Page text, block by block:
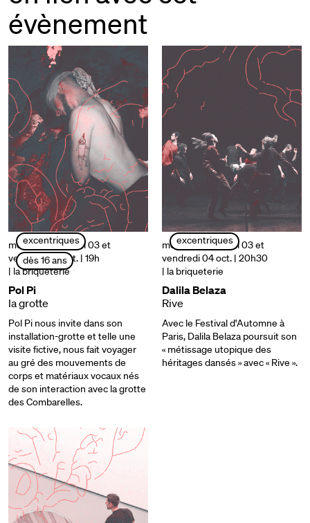
évènement
excentriques
dès 16 ans
mercredi 02, jeudi 03 et
vendredi 04 oct. | 19h
| la briqueterie
Pol Pi
la grotte
Pol Pi nous invite dans son
installation-grotte et telle une
visite fictive, nous fait voyager
au gré des mouvements de
corps et matériaux vocaux nés
de son interaction avec la grotte
des Combarelles.
excentriques
mercredi 02, jeudi 03 et
vendredi 04 oct. | 20h30
| la briqueterie
Dalila Belaza
Rive
Avec le Festival d'Automne à
Paris, Dalila Belaza poursuit son
« métissage utopique des
héritages dansés » avec « Rive ».